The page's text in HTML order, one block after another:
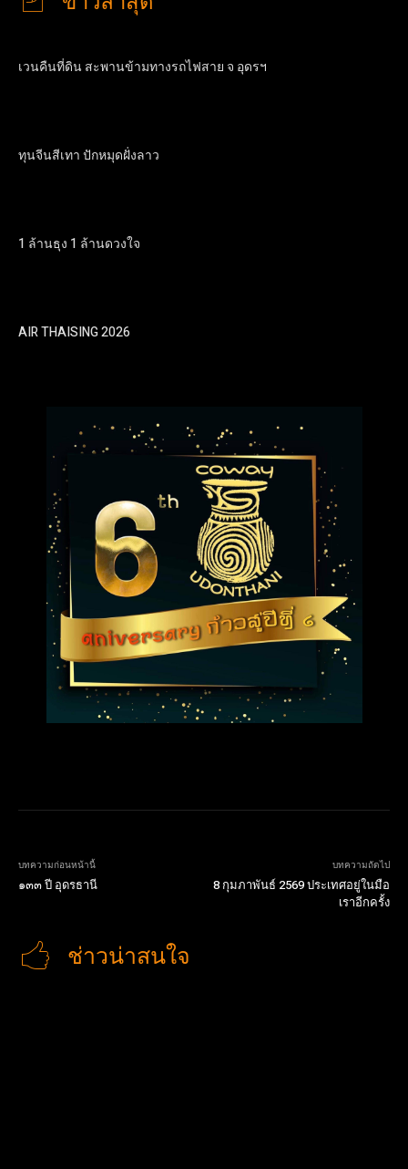
เวนคืนที่ดิน สะพานข้ามทางรถไฟสาย จ อุดรฯ
ทุนจีนสีเทา ปักหมุดฝั่งลาว
1 ล้านธุง 1 ล้านดวงใจ
AIR THAISING 2026
บทความก่อนหน้านี้
๑๓๓ ปี อุดรธานี
บทความถัดไป
8 กุมภาพันธ์ 2569 ประเทศอยู่ในมือ
เราอีกครั้ง
ช่าวน่าสนใจ